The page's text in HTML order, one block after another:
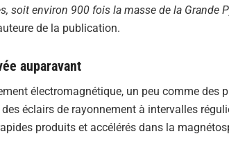
soit environ 900 fois la masse de la Grande
de la publication.
auparavant
électromagnétique, un peu comme des
éclairs de rayonnement à intervalles
produits et accélérés dans la